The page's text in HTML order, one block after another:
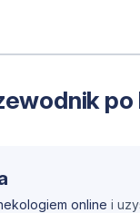
online i